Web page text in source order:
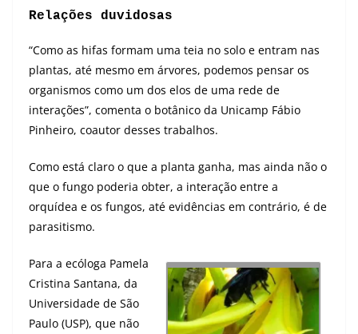
Relações duvidosas
“Como as hifas formam uma teia no solo e entram nas
plantas, até mesmo em árvores, podemos pensar os
organismos como um dos elos de uma rede de
interações”, comenta o botânico da Unicamp Fábio
Pinheiro, coautor desses trabalhos.
Como está claro o que a planta ganha, mas ainda não o
que o fungo poderia obter, a interação entre a
orquídea e os fungos, até evidências em contrário, é de
parasitismo.
Para a ecóloga Pamela
Cristina Santana, da
Universidade de São
Paulo (USP), que não